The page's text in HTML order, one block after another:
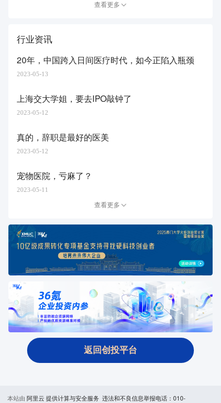
查看更多
行业资讯
20年，中国跨入日间医疗时代，如今正陷入瓶颈
2023-05-13
上海交大学姐，要去IPO敲钟了
2023-05-12
真的，辞职是最好的医美
2023-05-12
宠物医院，亏麻了？
2023-05-11
查看更多
返回创投平台
本站由 阿里云 提供计算与安全服务 违法和不良信息举报电话：010-